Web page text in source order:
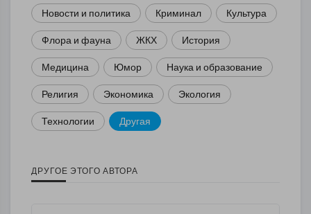
Новости и политика Криминал Культура
Флора и фауна ЖКХ История
Медицина Юмор Наука и образование
Религия Экономика Экология
Технологии Другая
ДРУГОЕ ЭТОГО АВТОРА